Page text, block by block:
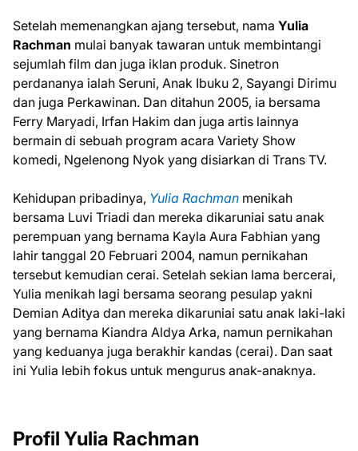
Setelah memenangkan ajang tersebut, nama Yulia
Rachman mulai banyak tawaran untuk membintangi
sejumlah film dan juga iklan produk. Sinetron
perdananya ialah Seruni, Anak Ibuku 2, Sayangi Dirimu
dan juga Perkawinan. Dan ditahun 2005, ia bersama
Ferry Maryadi, Irfan Hakim dan juga artis lainnya
bermain di sebuah program acara Variety Show
komedi, Ngelenong Nyok yang disiarkan di Trans TV.
Kehidupan pribadinya, Yulia Rachman menikah
bersama Luvi Triadi dan mereka dikaruniai satu anak
perempuan yang bernama Kayla Aura Fabhian yang
lahir tanggal 20 Februari 2004, namun pernikahan
tersebut kemudian cerai. Setelah sekian lama bercerai,
Yulia menikah lagi bersama seorang pesulap yakni
Demian Aditya dan mereka dikaruniai satu anak laki-laki
yang bernama Kiandra Aldya Arka, namun pernikahan
yang keduanya juga berakhir kandas (cerai). Dan saat
ini Yulia lebih fokus untuk mengurus anak-anaknya.
Profil Yulia Rachman